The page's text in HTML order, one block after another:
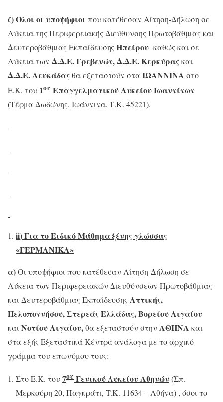
ζ)Όλοι οι υποψήφιοι που κατέθεσαν Αίτηση-Δήλωση σε
Λύκεια της Περιφερειακής Διεύθυνσης Πρωτοβάθμιας και
Δευτεροβάθμιας Εκπαίδευσης Ηπείρου καθώς και σε
Λύκεια των Δ.Δ.Ε. Γρεβενών, Δ.Δ.Ε. Κερκύραςκαι
Δ.Δ.Ε. Λευκάδαςθα εξεταστούν σταΙΩΑΝΝΙΝΑ στο
Ε.Κ. του 1ου Επαγγελματικού Λυκείου Ιωαννίνων
(Τέρμα Δωδώνης, Ιωάννινα, Τ.Κ. 45221).
ii) Για το Ειδικό Μάθημα ξένης γλώσσας
«ΓΕΡΜΑΝΙΚΑ»
α)Οι υποψήφιοι που κατέθεσαν Αίτηση-Δήλωση σε
Λύκεια των Περιφερειακών Διευθύνσεων Πρωτοβάθμιας
και Δευτεροβάθμιας Εκπαίδευσης Αττικής,
Πελοποννήσου, Στερεάς Ελλάδας, Βορείου Αιγαίου
καιΝοτίου Αιγαίου,θα εξεταστούν στην ΑΘΗΝΑ και
στα εξής Εξεταστικά Κέντρα ανάλογα με το αρχικό
γράμμα του επωνύμου τους:
Στο Ε.Κ. του7ου Γενικού Λυκείου Αθηνών (Σπ.
Μερκούρη 20, Παγκράτι, Τ.Κ. 11634 – Αθήνα) , όσοι το